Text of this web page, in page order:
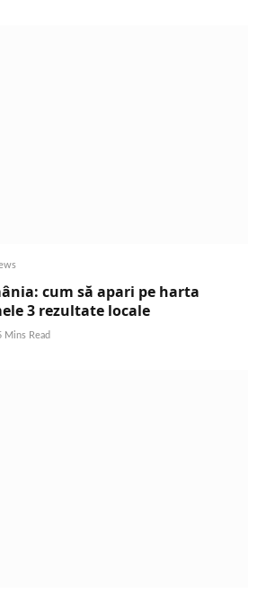
cum să apari pe harta
3 rezultate locale
Mins Read